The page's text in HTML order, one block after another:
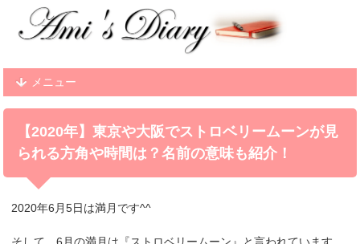
メニュー
【2020年】東京や大阪でストロベリームーンが見
られる方角や時間は？名前の意味も紹介！
2020年6月5日は満月です^^
そして、6月の満月は『ストロベリームーン』と言われています。